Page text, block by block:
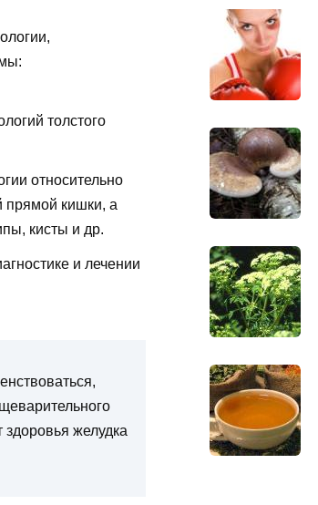
толстого
относительно
прямой кишки, а
кисты и др.
и лечении
здоровья желудка